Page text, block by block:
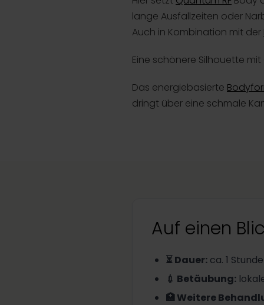
lange Ausfallzeiten oder
Auch in Kombination mit der
Eine schönere Silhouette mit
Das energiebasierte
dringt über eine schmale
Auf einen
⏳ Dauer: ca. 1 Stunde
💉 Betäubung:
🏥 Weitere